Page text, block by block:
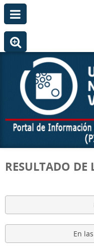
RESULTADO DE
En